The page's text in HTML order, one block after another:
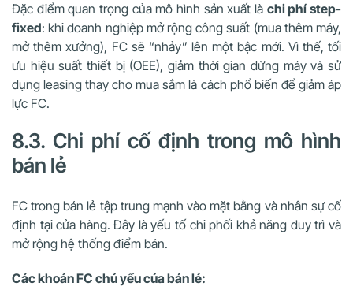
Đặc điểm quan trọng của mô hình sản xuất là chi phí step-
fixed: khi doanh nghiệp mở rộng công suất (mua thêm máy,
mở thêm xưởng), FC sẽ “nhảy” lên một bậc mới. Vì thế, tối
ưu hiệu suất thiết bị (OEE), giảm thời gian dừng máy và sử
dụng leasing thay cho mua sắm là cách phổ biến để giảm áp
lực FC.
8.3. Chi phí cố định trong mô hình
bán lẻ
FC trong bán lẻ tập trung mạnh vào mặt bằng và nhân sự cố
định tại cửa hàng. Đây là yếu tố chi phối khả năng duy trì và
mở rộng hệ thống điểm bán.
Các khoản FC chủ yếu của bán lẻ: